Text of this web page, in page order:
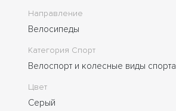
Направление
Велосипеды
Категория Спорт
Велоспорт и колесные виды спорта
Цвет
Серый